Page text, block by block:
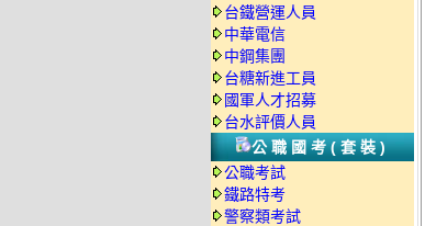
台鐵營運人員
中華電信
中鋼集團
台糖新進工員
國軍人才招募
台水評價人員
公職國考(套裝)
公職考試
鐵路特考
警察類考試